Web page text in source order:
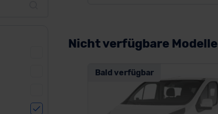
Nicht verfügbare Modelle
Bald verfügbar